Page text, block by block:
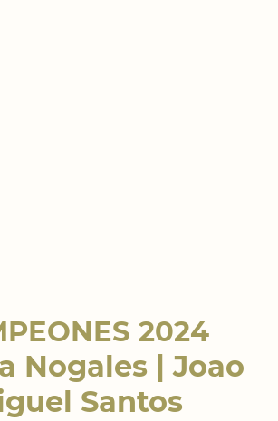
2024
Nogales | Joao
Santos